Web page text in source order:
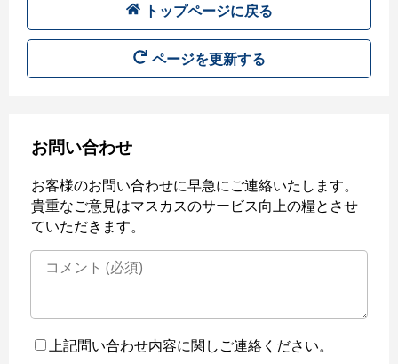
トップページに戻る
ページを更新する
お問い合わせ
お客様のお問い合わせに早急にご連絡いたします。
貴重なご意見はマスカスのサービス向上の糧とさせ
ていただきます。
上記問い合わせ内容に関しご連絡ください。